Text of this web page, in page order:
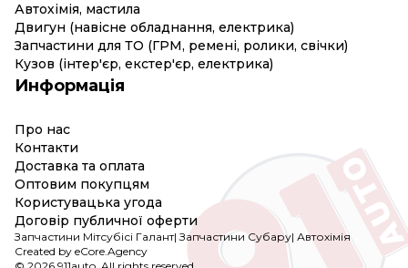
Автохімія, мастила
Двигун (навісне обладнання, електрика)
Запчастини для ТО (ГРМ, ремені, ролики, свічки)
Кузов (інтер'єр, екстер'єр, електрика)
Информація
Про нас
Контакти
Доставка та оплата
Оптовим покупцям
Користувацька угода
Договір публичної оферти
Created by eCore.Agency
Запчастини Мітсубісі Галант|Запчастини Субару| Автохімія